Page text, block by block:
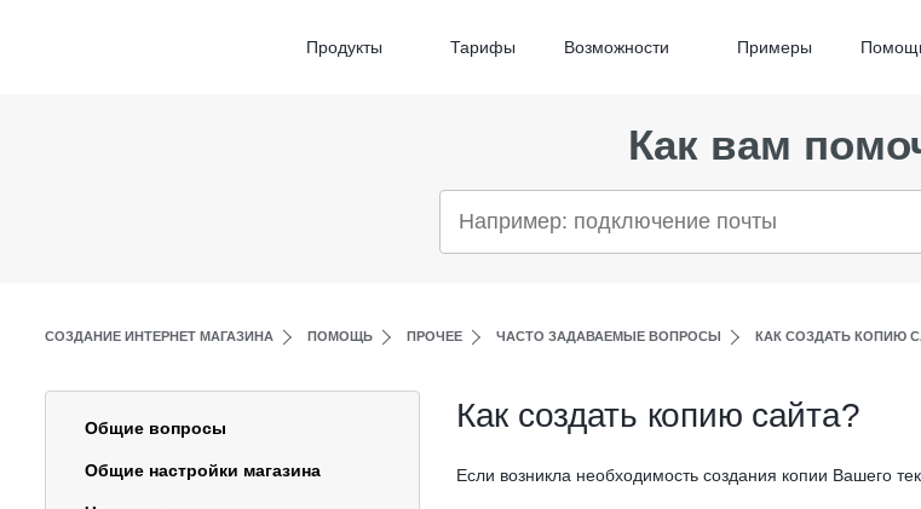
Продукты Тарифы Возможности Примеры
Как вам
СОЗДАНИЕ ИНТЕРНЕТ МАГАЗИНА ПОМОЩЬ ПРОЧЕЕ ЧАСТО ЗАДАВАЕМЫЕ ВОПРОСЫ КАК СОЗДАТЬ КОПИЮ
Общие вопросы
Общие настройки магазина
Как создать копию сайта?
Если возникла необходимость создания копии Вашего